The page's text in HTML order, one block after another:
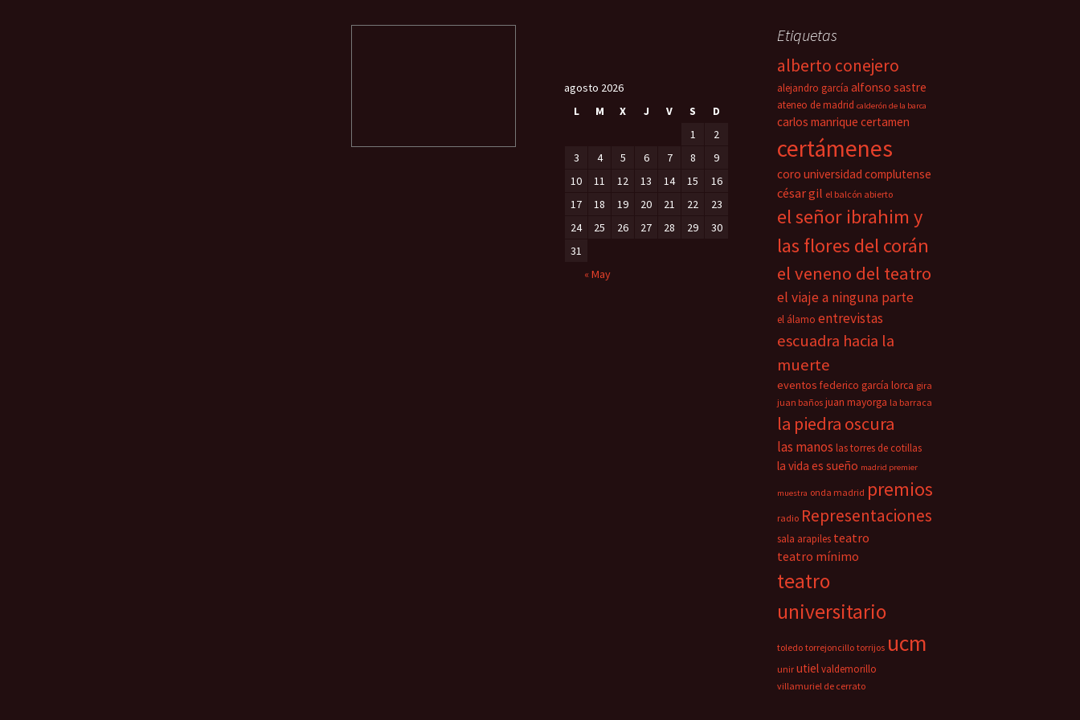
Etiquetas
alberto conejero
alejandro garcía alfonso sastre
ateneo de madrid calderón de la barca
carlos manrique certamen
certámenes
coro universidad complutense
césar gil el balcón abierto
el señor ibrahim y
las flores del corán
el veneno del teatro
el viaje a ninguna parte
el álamo entrevistas
escuadra hacia la
muerte
eventos federico garcía lorca gira
juan baños juan mayorga la barraca
la piedra oscura
las manos las torres de cotillas
la vida es sueño madrid premier
muestra onda madrid premios
radio Representaciones
sala arapiles teatro
teatro mínimo
teatro
universitario
toledo torrejoncillo torrijos ucm
unir utielvaldemorillo
villamuriel de cerrato
agosto 2026
L
M X J V S
D
1
2
3
4 5 6 7 8
9
10
11 12 13 14 15
16
17
18 19 20 21 22
23
24
25 26 27 28 29
30
31
« May